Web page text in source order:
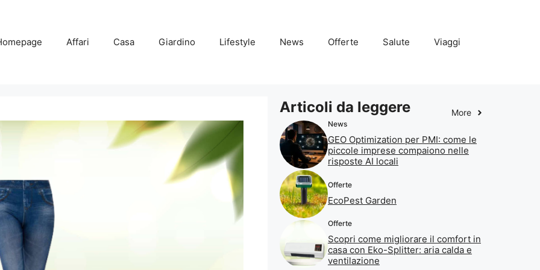
Affari Casa Giardino Lifestyle News Offerte Salute Viaggi
Articoli da leggere More
News
GEO Optimization per PMI: come le
piccole imprese compaiono nelle
risposte AI locali
Offerte
EcoPest Garden
Offerte
Scopri come migliorare il comfort in
casa con Eko-Splitter: aria calda e
ventilazione